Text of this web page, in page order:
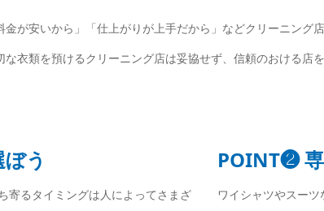
金が安いから」「仕上がりが上手だから」などクリーニング
な衣類を預けるクリーニング店は妥協せず、信頼のおける店
う
寄るタイミングは人によってさまざ
POINT❷
ワイシャツやスー